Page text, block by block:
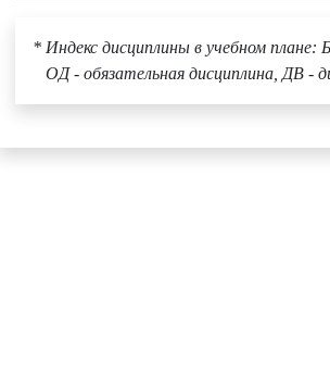
* Индекс дисциплины в учебном плане:
ОД - обязательная дисциплина, ДВ -